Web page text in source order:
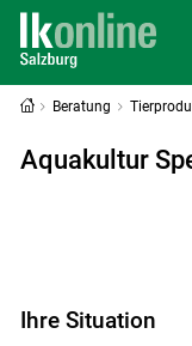
Beratung
Aquakultur
Ihre Situation